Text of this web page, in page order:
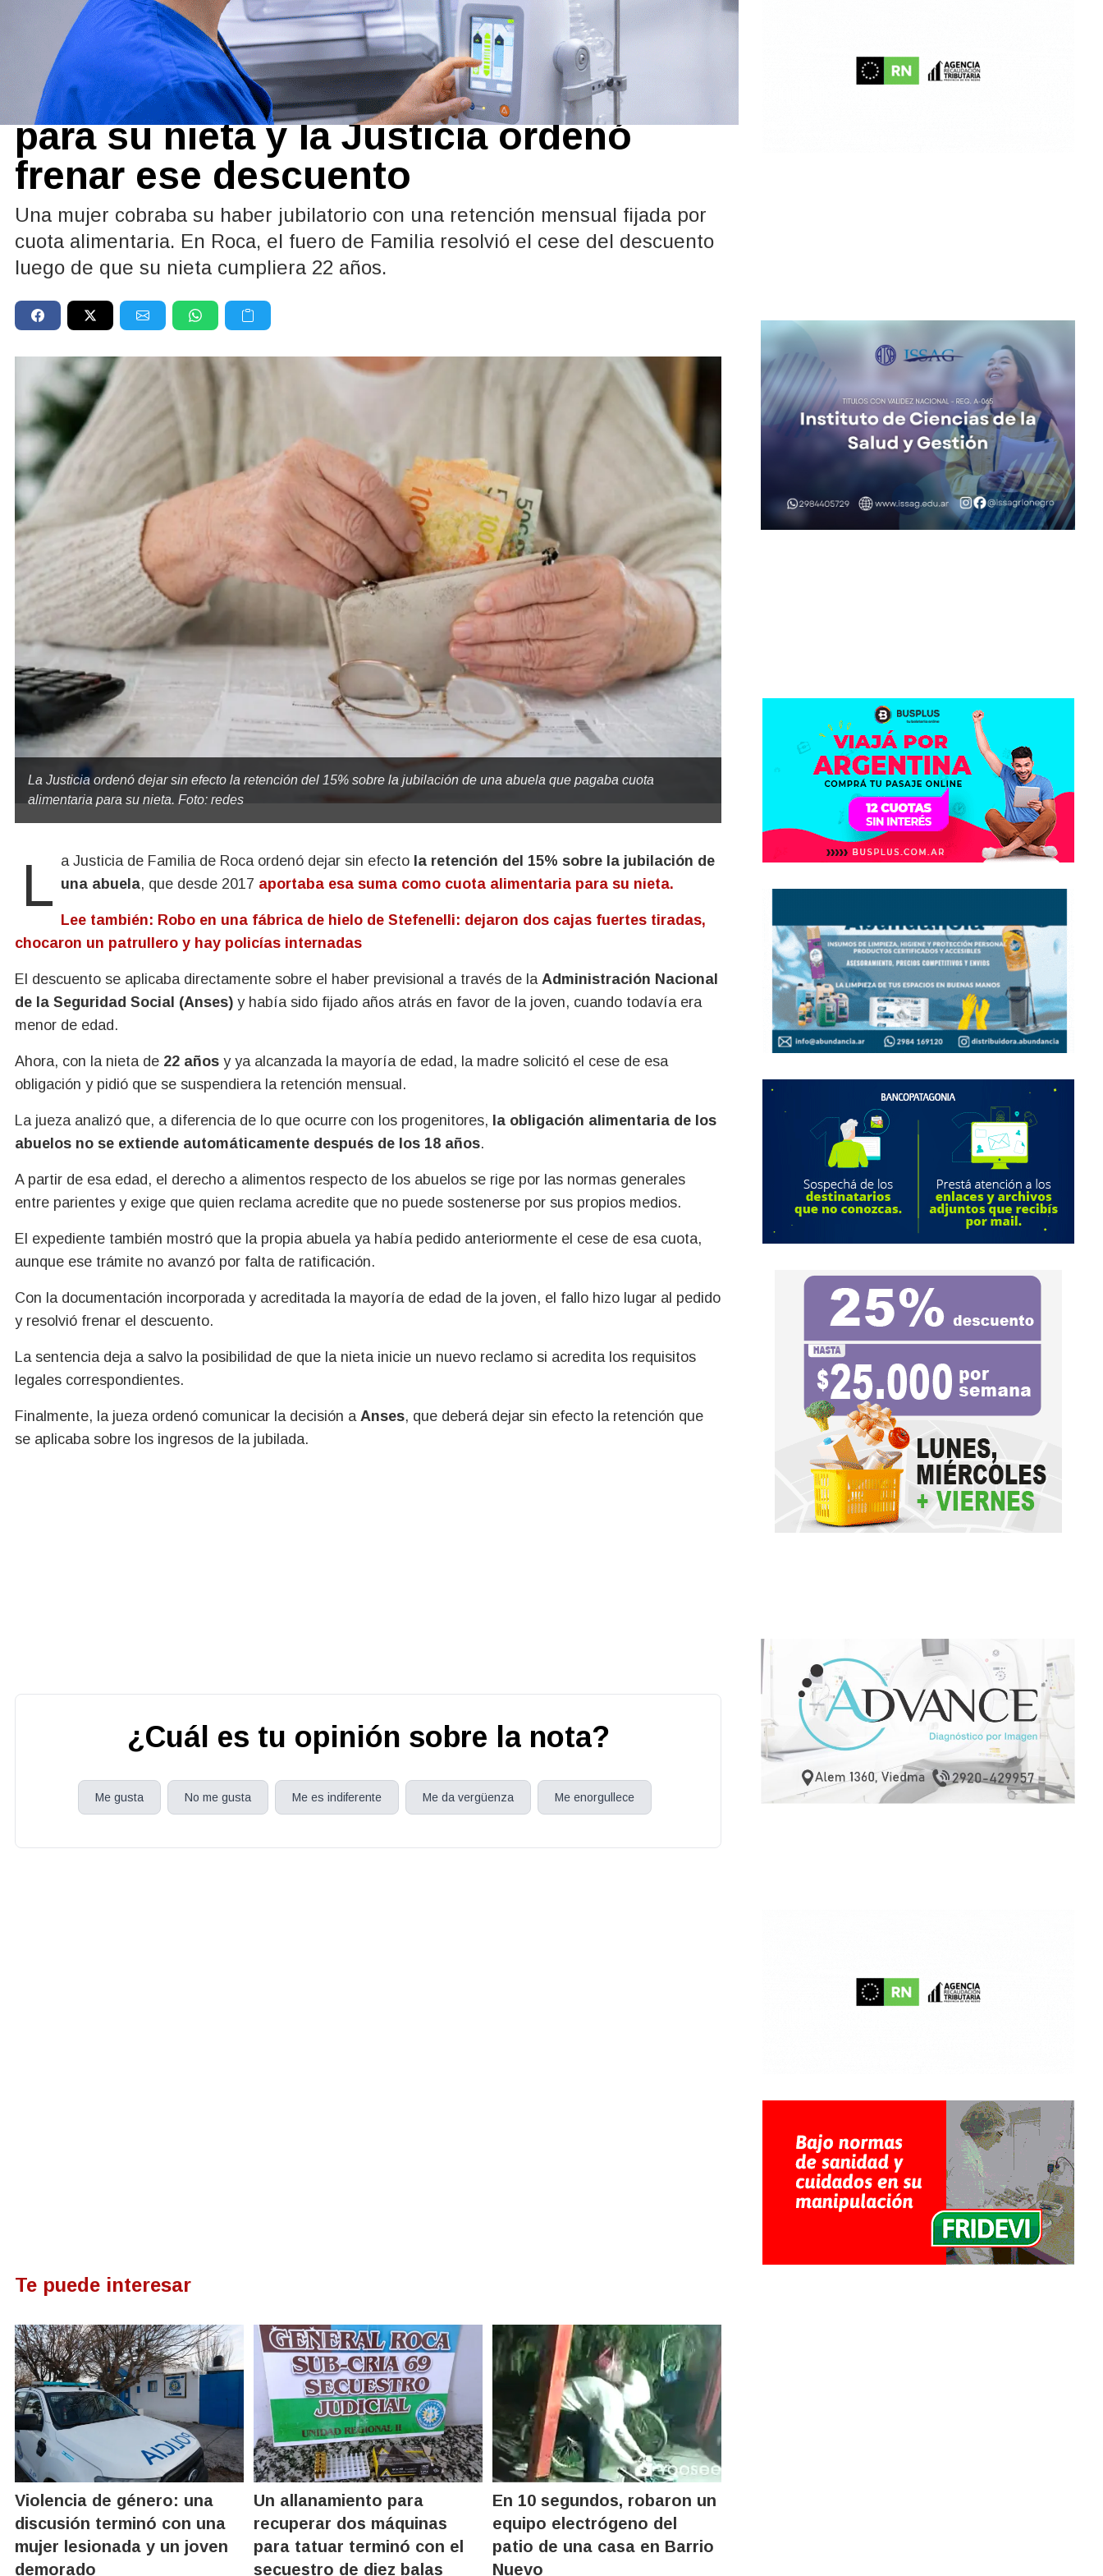
Policiales y Judiciales
29/04/2026
Le retenían el 15% de la jubilación
para su nieta y la Justicia ordenó
frenar ese descuento
Una mujer cobraba su haber jubilatorio con una retención mensual fijada por
cuota alimentaria. En Roca, el fuero de Familia resolvió el cese del descuento
luego de que su nieta cumpliera 22 años.
La Justicia ordenó dejar sin efecto la retención del 15% sobre la jubilación de una abuela que pagaba cuota
alimentaria para su nieta. Foto: redes
La Justicia de Familia de Roca ordenó dejar sin efecto la retención del 15% sobre la jubilación de
una abuela, que desde 2017 aportaba esa suma como cuota alimentaria para su nieta.
Lee también: Robo en una fábrica de hielo de Stefenelli: dejaron dos cajas fuertes tiradas,
chocaron un patrullero y hay policías internadas
El descuento se aplicaba directamente sobre el haber previsional a través de la Administración Nacional
de la Seguridad Social (Anses) y había sido fijado años atrás en favor de la joven, cuando todavía era
menor de edad.
Ahora, con la nieta de 22 años y ya alcanzada la mayoría de edad, la madre solicitó el cese de esa
obligación y pidió que se suspendiera la retención mensual.
La jueza analizó que, a diferencia de lo que ocurre con los progenitores, la obligación alimentaria de los
abuelos no se extiende automáticamente después de los 18 años.
A partir de esa edad, el derecho a alimentos respecto de los abuelos se rige por las normas generales
entre parientes y exige que quien reclama acredite que no puede sostenerse por sus propios medios.
El expediente también mostró que la propia abuela ya había pedido anteriormente el cese de esa cuota,
aunque ese trámite no avanzó por falta de ratificación.
Con la documentación incorporada y acreditada la mayoría de edad de la joven, el fallo hizo lugar al pedido
y resolvió frenar el descuento.
La sentencia deja a salvo la posibilidad de que la nieta inicie un nuevo reclamo si acredita los requisitos
legales correspondientes.
Finalmente, la jueza ordenó comunicar la decisión a Anses, que deberá dejar sin efecto la retención que
se aplicaba sobre los ingresos de la jubilada.
¿Cuál es tu opinión sobre la nota?
Me gusta No me gusta Me es indiferente Me da vergüenza Me enorgullece
Te puede interesar
Violencia de género: una
discusión terminó con una
mujer lesionada y un joven
demorado
Un allanamiento para
recuperar dos máquinas
para tatuar terminó con el
secuestro de diez balas
En 10 segundos, robaron un
equipo electrógeno del
patio de una casa en Barrio
Nuevo